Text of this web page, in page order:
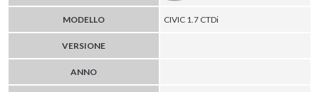
MODELLO CIVIC 1.7 CTDi
VERSIONE
ANNO